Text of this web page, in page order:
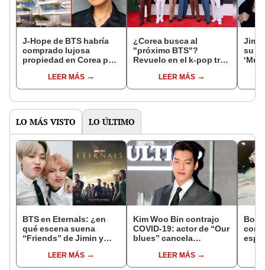
J-Hope de BTS habría
comprado lujosa
propiedad en Corea por
dólares en efectivo
LEER MÁS
¿Corea busca al
"próximo BTS"?
Revuelo en el k-pop tras
viceministro coreano
LEER MÁS
su
LO MÁS VISTO LO ÚLTIMO
BTS en Eternals: ¿en
qué escena suena
“Friends” de Jimin y
LEER MÁS
Kim Woo Bin contrajo
COVID-19: actor de “Our
blues” cancela
LEER MÁS